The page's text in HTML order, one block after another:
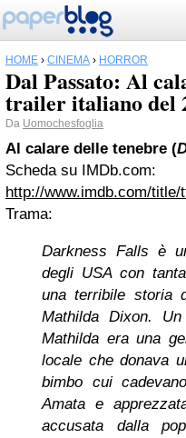
HOME › CINEMA › HORROR
Dal Passato: Al
trailer italiano del
Da Uomochesfoglia
Al calare delle tenebre (
Scheda su IMDb.com:
http://www.imdb.com/title/
Trama:
Darkness Falls è
degli USA con
una terribile storia
Mathilda Dixon.
Mathilda era una
locale che donava
bimbo cui
Amata e
accusata dalla